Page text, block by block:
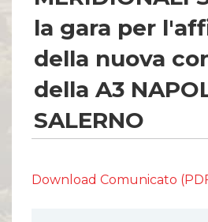
ETHICS OFFICE
la gara per
della nuova
della A3
SALERNO
Download Comunicato